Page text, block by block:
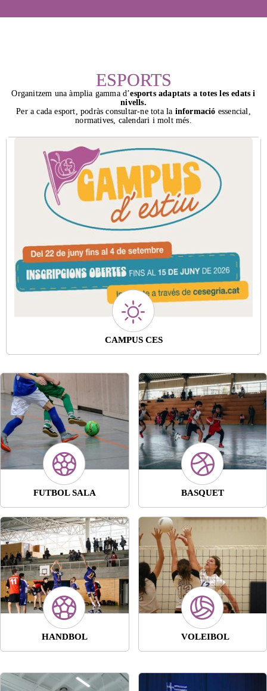
ESPORTS
Organitzem una àmplia gamma d’esports adaptats a totes les edats i
nivells.
Per a cada esport, podràs consultar-ne tota la informació essencial,
normatives, calendari i molt més.
CAMPUS CES
FUTBOL SALA BASQUET
HANDBOL VOLEIBOL